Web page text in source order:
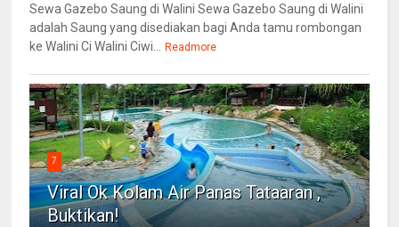
Sewa Gazebo Saung di Walini Sewa Gazebo Saung di Walini
adalah Saung yang disediakan bagi Anda tamu rombongan
ke Walini Ci Walini Ciwi...
Readmore
7
Viral Ok Kolam Air Panas Tataaran ,
Buktikan!